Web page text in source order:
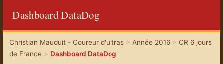
Dashboard DataDog
Christian Mauduit - Coureur d'ultras> Année 2016> CR 6 jours
de France > Dashboard DataDog